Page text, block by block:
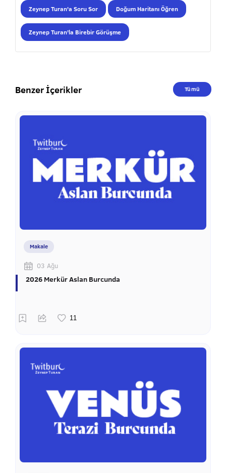
Zeynep Turan'a Soru Sor Doğum Haritanı Öğren
Zeynep Turan'la Birebir Görüşme
Benzer İçerikler Tümü
Makale
03 Ağu
2026 Merkür Aslan Burcunda